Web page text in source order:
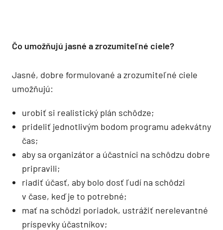
Čo umožňujú jasné a zrozumiteľné ciele?
Jasné, dobre formulované a zrozumiteľné ciele
umožňujú:
urobiť si realistický plán schôdze;
prideliť jednotlivým bodom programu adekvátny
čas;
aby sa organizátor a účastníci na schôdzu dobre
pripravili;
riadiť účasť, aby bolo dosť ľudí na schôdzi
v čase, keď je to potrebné;
mať na schôdzi poriadok, ustrážiť nerelevantné
príspevky účastníkov;